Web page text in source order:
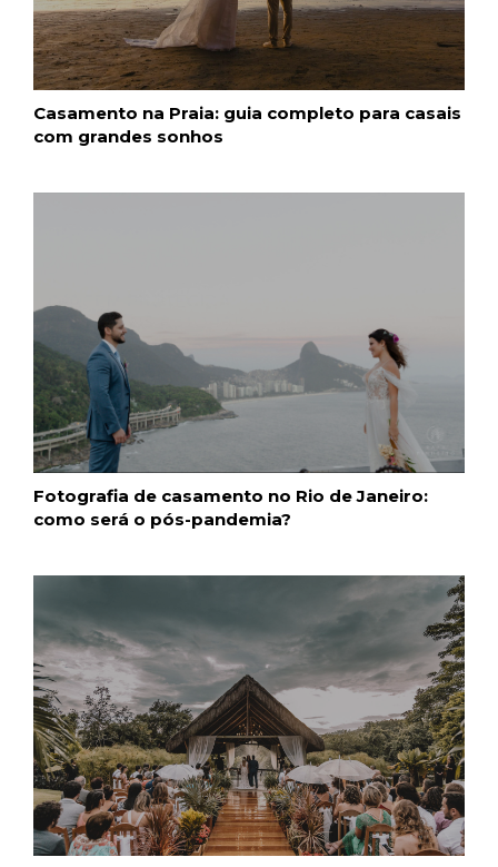
Casamento na Praia: guia completo para casais
com grandes sonhos
Fotografia de casamento no Rio de Janeiro:
como será o pós-pandemia?